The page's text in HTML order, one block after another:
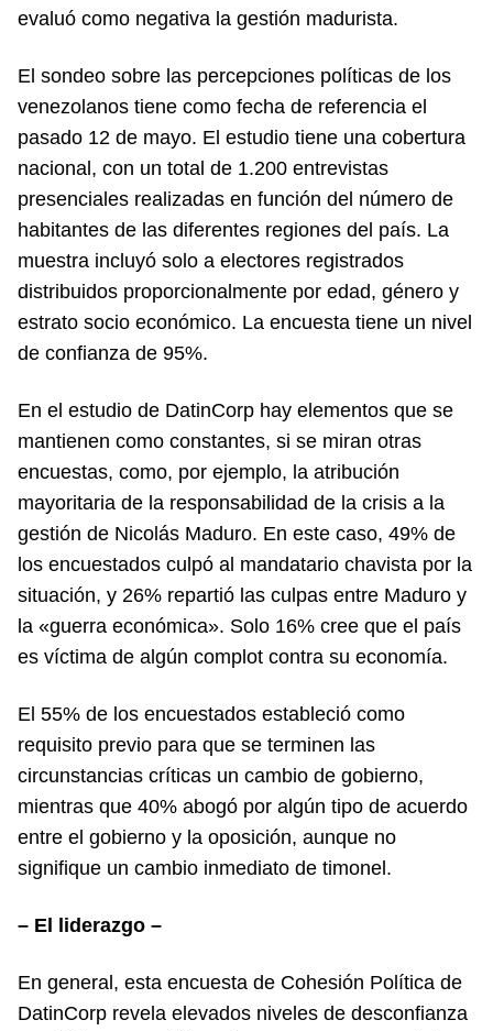
evaluó como negativa la gestión madurista.
El sondeo sobre las percepciones políticas de los
venezolanos tiene como fecha de referencia el
pasado 12 de mayo. El estudio tiene una cobertura
nacional, con un total de 1.200 entrevistas
presenciales realizadas en función del número de
habitantes de las diferentes regiones del país. La
muestra incluyó solo a electores registrados
distribuidos proporcionalmente por edad, género y
estrato socio económico. La encuesta tiene un nivel
de confianza de 95%.
En el estudio de DatinCorp hay elementos que se
mantienen como constantes, si se miran otras
encuestas, como, por ejemplo, la atribución
mayoritaria de la responsabilidad de la crisis a la
gestión de Nicolás Maduro. En este caso, 49% de
los encuestados culpó al mandatario chavista por la
situación, y 26% repartió las culpas entre Maduro y
la «guerra económica». Solo 16% cree que el país
es víctima de algún complot contra su economía.
El 55% de los encuestados estableció como
requisito previo para que se terminen las
circunstancias críticas un cambio de gobierno,
mientras que 40% abogó por algún tipo de acuerdo
entre el gobierno y la oposición, aunque no
signifique un cambio inmediato de timonel.
– El liderazgo –
En general, esta encuesta de Cohesión Política de
DatinCorp revela elevados niveles de desconfianza